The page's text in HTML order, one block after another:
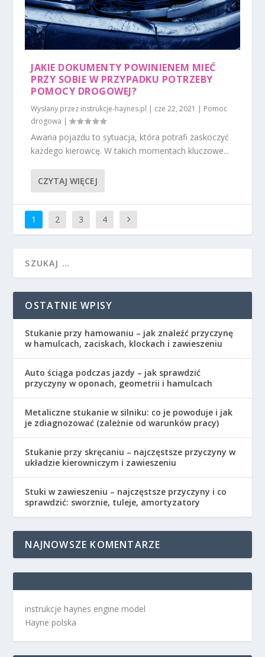
JAKIE DOKUMENTY POWINIENEM MIEĆ
PRZY SOBIE W PRZYPADKU POTRZEBY
POMOCY DROGOWEJ?
Wysłany przez instrukcje-haynes.pl | cze 22, 2021 | Pomoc
drogowa |
Awaria pojazdu to sytuacja, która potrafi zaskoczyć
każdego kierowcę. W takich momentach kluczowe...
CZYTAJ WIĘCEJ
1 2 3 4
OSTATNIE WPISY
Stukanie przy hamowaniu – jak znaleźć przyczynę
w hamulcach, zaciskach, klockach i zawieszeniu
Auto ściąga podczas jazdy – jak sprawdzić
przyczyny w oponach, geometrii i hamulcach
Metaliczne stukanie w silniku: co je powoduje i jak
je zdiagnozować (zależnie od warunków pracy)
Stukanie przy skręcaniu – najczęstsze przyczyny w
układzie kierowniczym i zawieszeniu
Stuki w zawieszeniu – najczęstsze przyczyny i co
sprawdzić: sworznie, tuleje, amortyzatory
NAJNOWSZE KOMENTARZE
instrukcje haynes engine model
Hayne polska